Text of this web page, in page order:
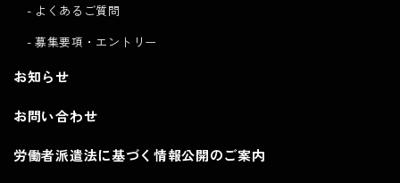
よくあるご質問
募集要項・エントリー
お知らせ
お問い合わせ
労働者派遣法に基づく情報公開のご案内